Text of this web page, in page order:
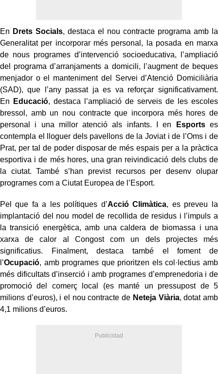
En Drets Socials, destaca el nou contracte programa amb la
Generalitat per incorporar més personal, la posada en marxa
de nous programes d’intervenció socioeducativa, l’ampliació
del programa d’arranjaments a domicili, l’augment de beques
menjador o el manteniment del Servei d’Atenció Domiciliària
(SAD), que l’any passat ja es va reforçar significativament.
En
Educació, destaca l’ampliació de serveis de les escoles
bressol, amb un nou contracte que incorpora més hores de
personal i una millor atenció als infants. I en
Esportses
contempla el lloguer dels pavellons de la Joviat i de l’Oms i de
Prat, per tal de poder disposar de més espais per a la pràctica
esportiva i de més hores, una gran reivindicació dels clubs de
la ciutat. També s’han previst recursos per desenv olupar
programes com a Ciutat Europea de l’Esport.
Pel que fa a les polítiques d’Acció Climàtica, es preveu la
implantació del nou model de recollida de residus i l’impuls a
la transició energètica, amb una caldera de biomassa i una
xarxa de calor al Congost com un dels projectes més
significatius. Finalment, destaca també el foment de
l’Ocupació, amb programes que prioritzen els col·lectius amb
més dificultats d’inserció i amb programes d’emprenedoria i de
promoció del comerç local (es manté un pressupost de 5
milions d’euros), i el nou contracte de Neteja Viària, dotat amb
4,1 milions d’euros.